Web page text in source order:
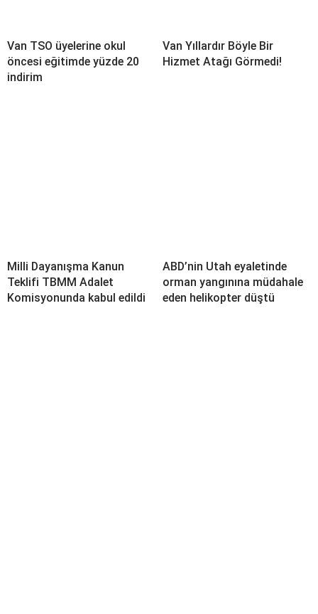
Van TSO üyelerine okul
öncesi eğitimde yüzde 20
indirim
Van Yıllardır Böyle Bir
Hizmet Atağı Görmedi!
Milli Dayanışma Kanun
Teklifi TBMM Adalet
Komisyonunda kabul edildi
ABD’nin Utah eyaletinde
orman yangınına müdahale
eden helikopter düştü